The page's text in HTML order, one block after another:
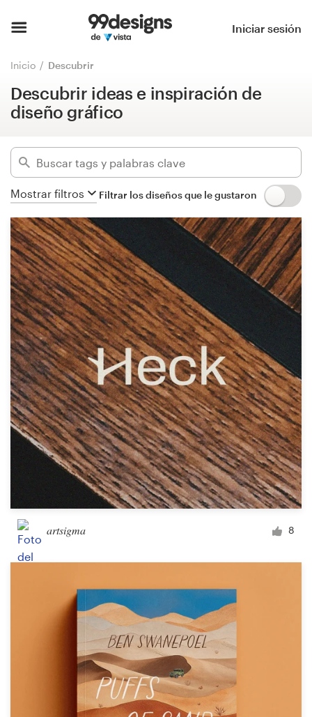
Iniciar sesión
Inicio Descubrir
Descubrir ideas e inspiración de
diseño gráfico
Mostrar filtros Filtrar los diseños que le gustaron
artsigma 8
Explorar categorías
Cómo es
Inspiración
99designs Pro
Servicios
de
diseño
Concursos de diseño
Proyectos 1-1
Encontrar un diseñador
Descubra la inspiración
99designs Studio
99designs Pro
Diseño de logotipo
Tarjeta de presentación
Diseño de páginas web
Descubrir ideas e inspiración de
diseño gráfico
todos los diseños
Industrias